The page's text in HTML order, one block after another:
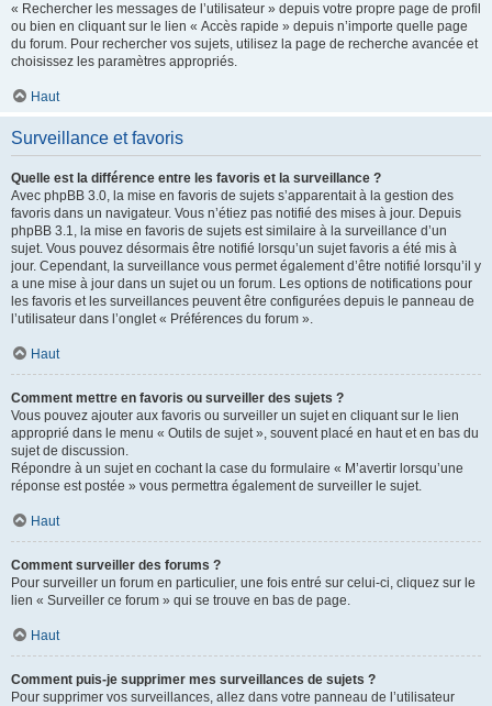
« Rechercher les messages de l’utilisateur » depuis votre propre page de profil
ou bien en cliquant sur le lien « Accès rapide » depuis n’importe quelle page
du forum. Pour rechercher vos sujets, utilisez la page de recherche avancée et
choisissez les paramètres appropriés.
Haut
Surveillance et favoris
Quelle est la différence entre les favoris et la surveillance ?
Avec phpBB 3.0, la mise en favoris de sujets s’apparentait à la gestion des
favoris dans un navigateur. Vous n’étiez pas notifié des mises à jour. Depuis
phpBB 3.1, la mise en favoris de sujets est similaire à la surveillance d’un
sujet. Vous pouvez désormais être notifié lorsqu’un sujet favoris a été mis à
jour. Cependant, la surveillance vous permet également d’être notifié lorsqu’il y
a une mise à jour dans un sujet ou un forum. Les options de notifications pour
les favoris et les surveillances peuvent être configurées depuis le panneau de
l’utilisateur dans l’onglet « Préférences du forum ».
Haut
Comment mettre en favoris ou surveiller des sujets ?
Vous pouvez ajouter aux favoris ou surveiller un sujet en cliquant sur le lien
approprié dans le menu « Outils de sujet », souvent placé en haut et en bas du
sujet de discussion.
Répondre à un sujet en cochant la case du formulaire « M’avertir lorsqu’une
réponse est postée » vous permettra également de surveiller le sujet.
Haut
Comment surveiller des forums ?
Pour surveiller un forum en particulier, une fois entré sur celui-ci, cliquez sur le
lien « Surveiller ce forum » qui se trouve en bas de page.
Haut
Comment puis-je supprimer mes surveillances de sujets ?
Pour supprimer vos surveillances, allez dans votre panneau de l’utilisateur